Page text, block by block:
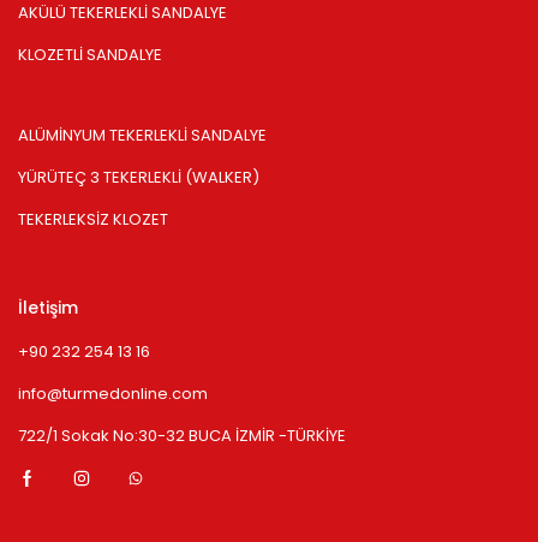
AKÜLÜ TEKERLEKLİ SANDALYE
KLOZETLİ SANDALYE
ALÜMİNYUM TEKERLEKLİ SANDALYE
YÜRÜTEÇ 3 TEKERLEKLİ (WALKER)
TEKERLEKSİZ KLOZET
İletişim
+90 232 254 13 16
info@turmedonline.com
722/1 Sokak No:30-32 BUCA İZMİR -TÜRKİYE